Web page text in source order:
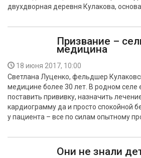
двухдворная деревня Кулакова,
Призвание –
медицина
18 июня 2017, 10:00
Светлана Луценко, фельдшер
медицине более 30 лет. В родном селе
поставить прививку, назначить
кардиограмму да и просто спокойной
у пациента – все по силам опытному
Они не знали